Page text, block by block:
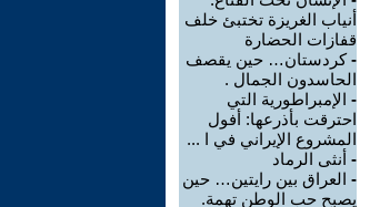
أنياب الغريزة تختبئ خلف
قفازات الحضارة
-كردستان… حين يقصف
الحاسدون الجمال .
- الإمبراطورية التي
احترقت بأذرعها: أفول
المشروع الإيراني في ا ...
- أنثى الرماد
- العراق بين رايتين… حين
يصبح حب الوطن تهمة.